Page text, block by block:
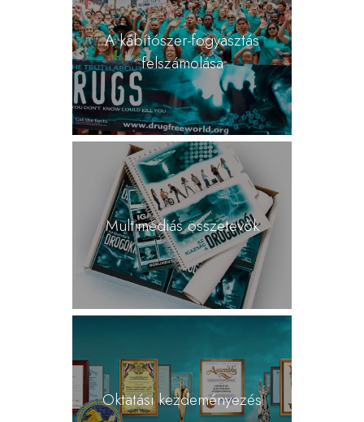
A kábítószer-fogyasztás
felszámolása
Multimédiás összetevők
Oktatási kezdeményezés